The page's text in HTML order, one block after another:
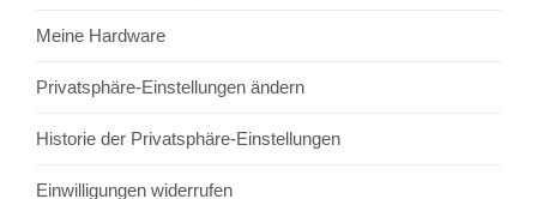
Meine Hardware
Privatsphäre-Einstellungen ändern
Historie der Privatsphäre-Einstellungen
Einwilligungen widerrufen